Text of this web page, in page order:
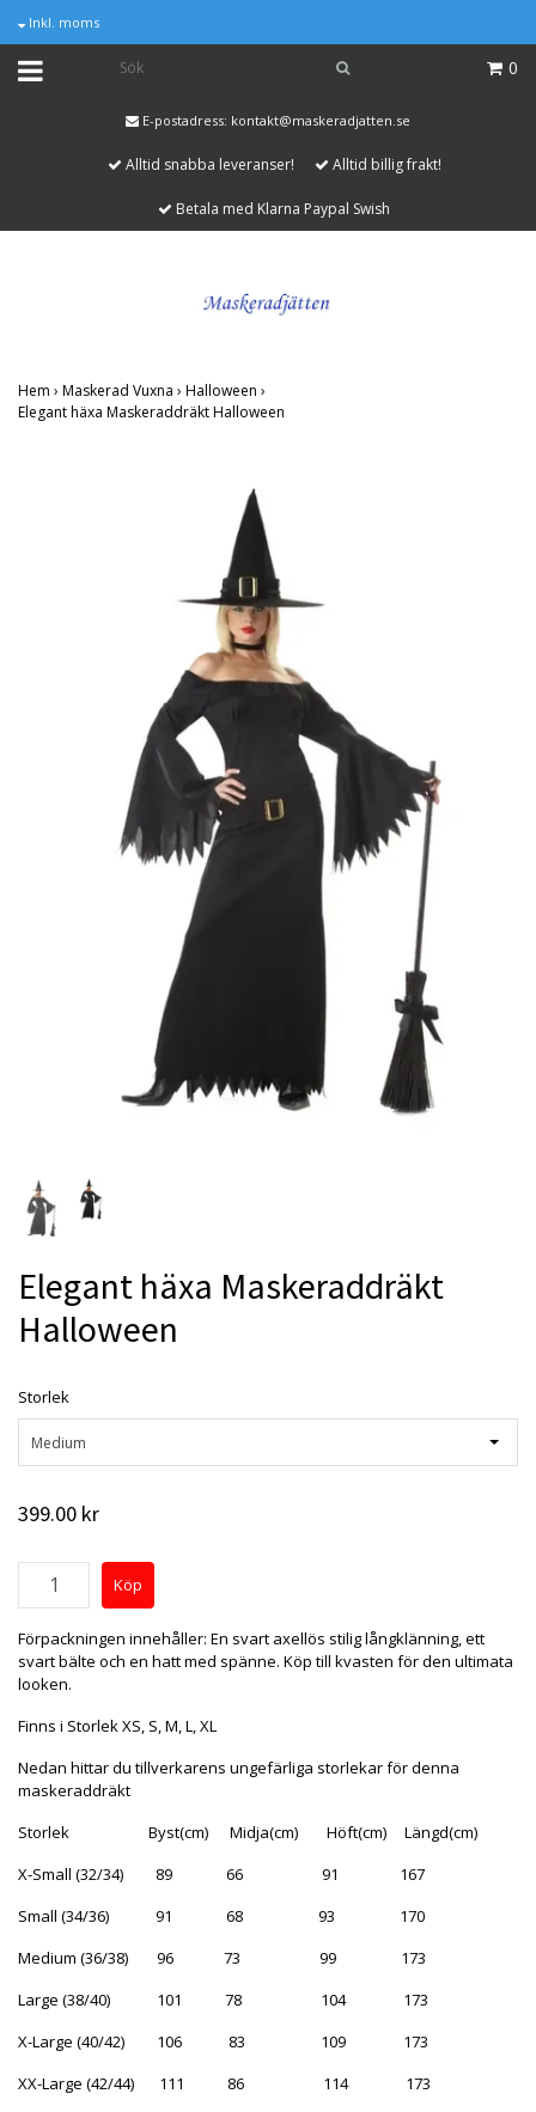
Inkl. moms
0
E-postadress: kontakt@maskeradjatten.se
Alltid snabba leveranser! Alltid billig frakt!
Betala med Klarna Paypal Swish
Hem › Maskerad Vuxna › Halloween ›
Elegant häxa Maskeraddräkt Halloween
Elegant häxa Maskeraddräkt
Halloween
Storlek
Medium
399.00 kr
Förpackningen innehåller: En svart axellös stilig långklänning, ett
svart bälte och en hatt med spänne. Köp till kvasten för den ultimata
looken.
Finns i Storlek XS, S, M, L, XL
Nedan hittar du tillverkarens ungefärliga storlekar för denna
maskeraddräkt
Storlek Byst(cm) Midja(cm) Höft(cm) Längd(cm)
X-Small (32/34) 89 66 91 167
Small (34/36) 91 68 93 170
Medium (36/38) 96 73 99 173
Large (38/40) 101 78 104 173
X-Large (40/42) 106 83 109 173
XX-Large (42/44) 111 86 114 173